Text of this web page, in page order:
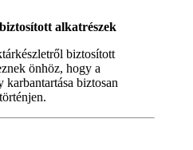
alkatrészek
biztosított
önhöz, hogy a
karbantartása biztosan